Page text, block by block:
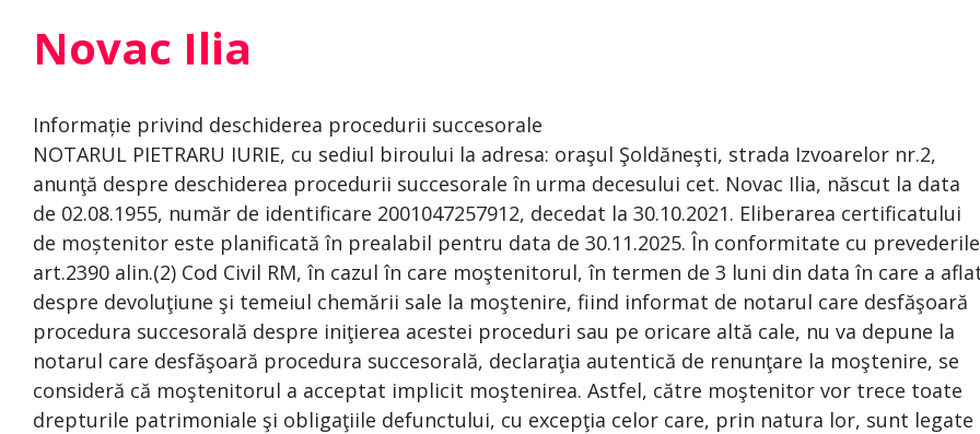
Novac Ilia
Informație privind deschiderea procedurii succesorale
NOTARUL PIETRARU IURIE, cu sediul biroului la adresa: oraşul Şoldăneşti, strada Izvoarelor nr.2,
anunţă despre deschiderea procedurii succesorale în urma decesului cet. Novac Ilia, născut la data
de 02.08.1955, număr de identificare 2001047257912, decedat la 30.10.2021. Eliberarea certificatului
de moștenitor este planificată în prealabil pentru data de 30.11.2025. În conformitate cu prevederile
art.2390 alin.(2) Cod Civil RM, în cazul în care moştenitorul, în termen de 3 luni din data în care a
despre devoluţiune şi temeiul chemării sale la moştenire, fiind informat de notarul care desfăşoară
procedura succesorală despre iniţierea acestei proceduri sau pe oricare altă cale, nu va depune la
notarul care desfăşoară procedura succesorală, declaraţia autentică de renunţare la moştenire, se
consideră că moştenitorul a acceptat implicit moştenirea. Astfel, către moştenitor vor trece toate
drepturile patrimoniale şi obligaţiile defunctului, cu excepţia celor care, prin natura lor, sunt legate